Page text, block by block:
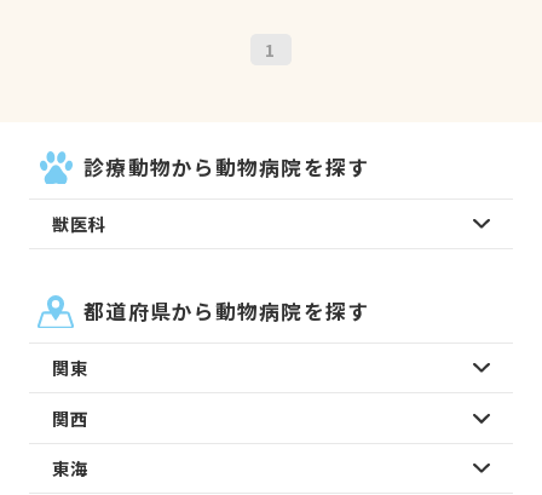
1
診療動物から動物病院を探す
獣医科
都道府県から動物病院を探す
関東
関西
東海